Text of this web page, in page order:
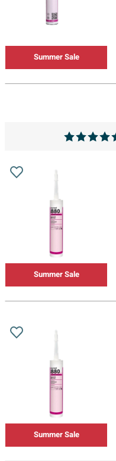
Summer Sale
Summer Sale
Summer Sale